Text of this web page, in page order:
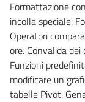
Formattazione
incolla speciale.
Operatori
ore. Convalida
Funzioni
modificare un
tabelle Pivot.